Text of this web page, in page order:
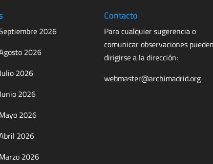
2026
2026
2026
2026
2026
2026
2026
Contacto
Para cualquier sugerencia o
comunicar observaciones pueden
dirigirse a la dirección:
webmaster@archimadrid.org